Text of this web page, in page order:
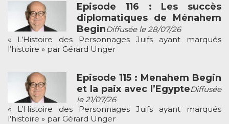
Episode 116 : Les succès
diplomatiques de Ménahem
BeginDiffusée le 28/07/26
« L’Histoire des Personnages Juifs ayant marqués
l’histoire » par Gérard Unger
Episode 115 : Menahem Begin
et la paix avec l’EgypteDiffusée
le 21/07/26
« L’Histoire des Personnages Juifs ayant marqués
l’histoire » par Gérard Unger